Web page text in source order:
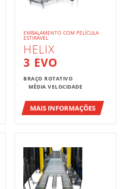
EMBALAMENTO COM PELÍCULA
ESTIRÁVEL
HELIX
3 EVO
BRAÇO ROTATIVO
MÉDIA VELOCIDADE
MAIS INFORMAÇÕES